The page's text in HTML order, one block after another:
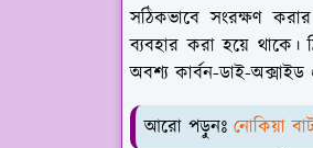
সঠিকভাবে সংরক্ষণ
ব্যবহার করা হয়ে থাকে।
অবশ্য কার্বন-ডাই-
আরো পড়ুনঃ নোকিয়া